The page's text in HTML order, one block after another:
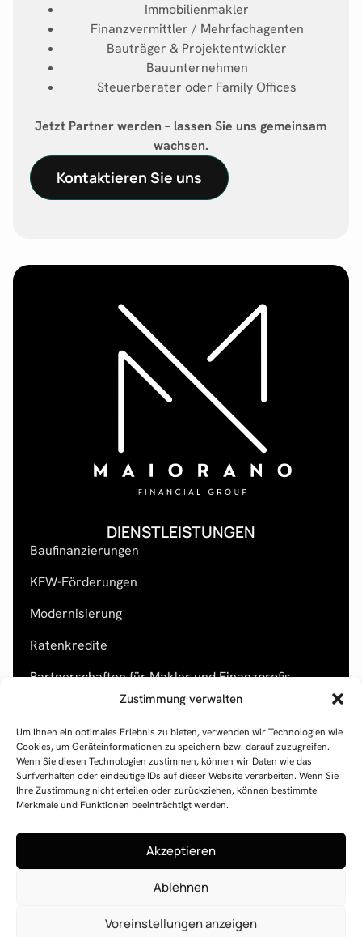
Zustimmung verwalten
Um Ihnen ein optimales Erlebnis zu bieten, verwenden wir Technologien wie
Cookies, um Geräteinformationen zu speichern bzw. darauf zuzugreifen.
Wenn Sie diesen Technologien zustimmen, können wir Daten wie das
Surfverhalten oder eindeutige IDs auf dieser Website verarbeiten. Wenn Sie
Ihre Zustimmung nicht erteilen oder zurückziehen, können bestimmte
Merkmale und Funktionen beeinträchtigt werden.
Akzeptieren
Ablehnen
Voreinstellungen anzeigen
Immobilienmakler
Finanzvermittler / Mehrfachagenten
Bauträger & Projektentwickler
Bauunternehmen
Steuerberater oder Family Offices
Jetzt Partner werden – lassen Sie uns gemeinsam
wachsen.
Kontaktieren Sie uns
DIENSTLEISTUNGEN
Baufinanzierungen
KFW-Förderungen
Modernisierung
Ratenkredite
Partnerschaften für Makler und Finanzprofis
Rechtliches
Datenschutz
KONTAKT
UNSER BÜRO
Feldstr. 130
+49 2166 2656630
ODER SCHREIBEN SIE UNS